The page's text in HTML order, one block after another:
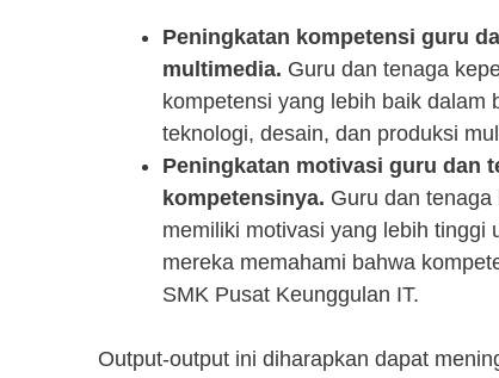
Peningkatan kompetensi guru
multimedia. Guru dan tenaga
kompetensi yang lebih baik dalam
teknologi, desain, dan produksi
Peningkatan motivasi guru dan
kompetensinya. Guru dan tenaga
memiliki motivasi yang lebih tinggi
mereka memahami bahwa
SMK Pusat Keunggulan IT.
Output-output ini diharapkan dapat